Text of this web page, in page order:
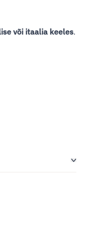
või itaalia keeles.